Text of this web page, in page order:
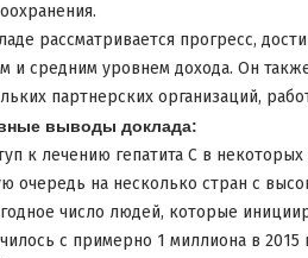
рассматривается прогресс,
и средним уровнем дохода. Он
партнерских организаций,
выводы доклада:
к лечению гепатита С в
очередь на несколько стран с
число людей, которые
с примерно 1 миллиона в 2015